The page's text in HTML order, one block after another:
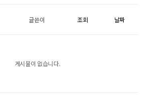
글쓴이 조회 날짜
게시물이 없습니다.